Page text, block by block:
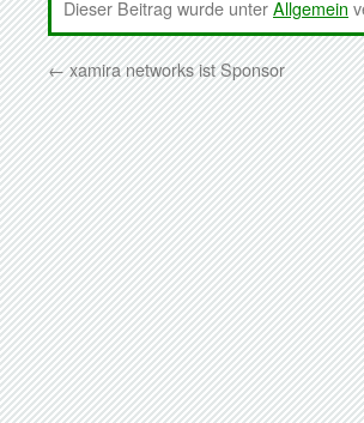
Dieser Beitrag wurde unterAllgemein
←xamira networks ist Sponsor